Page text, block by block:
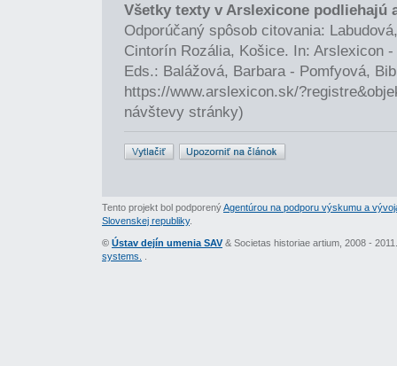
Všetky texty v Arslexicone podliehajú
Odporúčaný spôsob citovania:
Cintorín Rozália, Košice. In: Arslexicon
Eds.: Balážová, Barbara - Pomfyová,
https://www.arslexicon.sk/
návštevy stránky)
Tento projekt bol podporenýAgentúrou na podporu výskumu a
Slovenskej republiky.
© Ústav dejín umenia SAV & Societas historiae artium, 2008 -
systems.